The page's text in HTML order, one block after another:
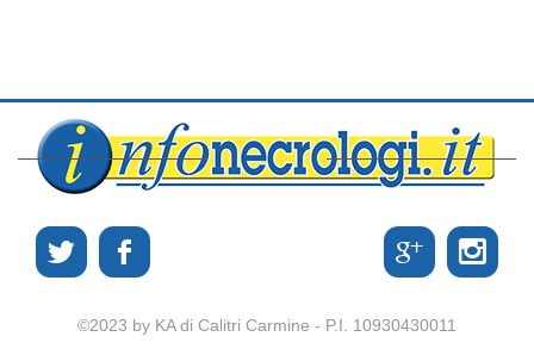
©2023 by KA di Calitri Carmine - P.I. 10930430011